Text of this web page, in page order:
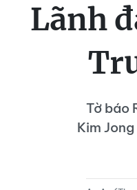
Lãnh
Tờ báo
Kim